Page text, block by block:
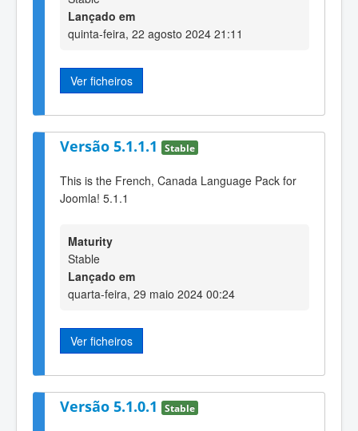
Lançado em
quinta-feira, 22 agosto 2024 21:11
Ver ficheiros
Versão 5.1.1.1 Stable
This is the French, Canada Language Pack for
Joomla! 5.1.1
Maturity
Stable
Lançado em
quarta-feira, 29 maio 2024 00:24
Ver ficheiros
Versão 5.1.0.1 Stable